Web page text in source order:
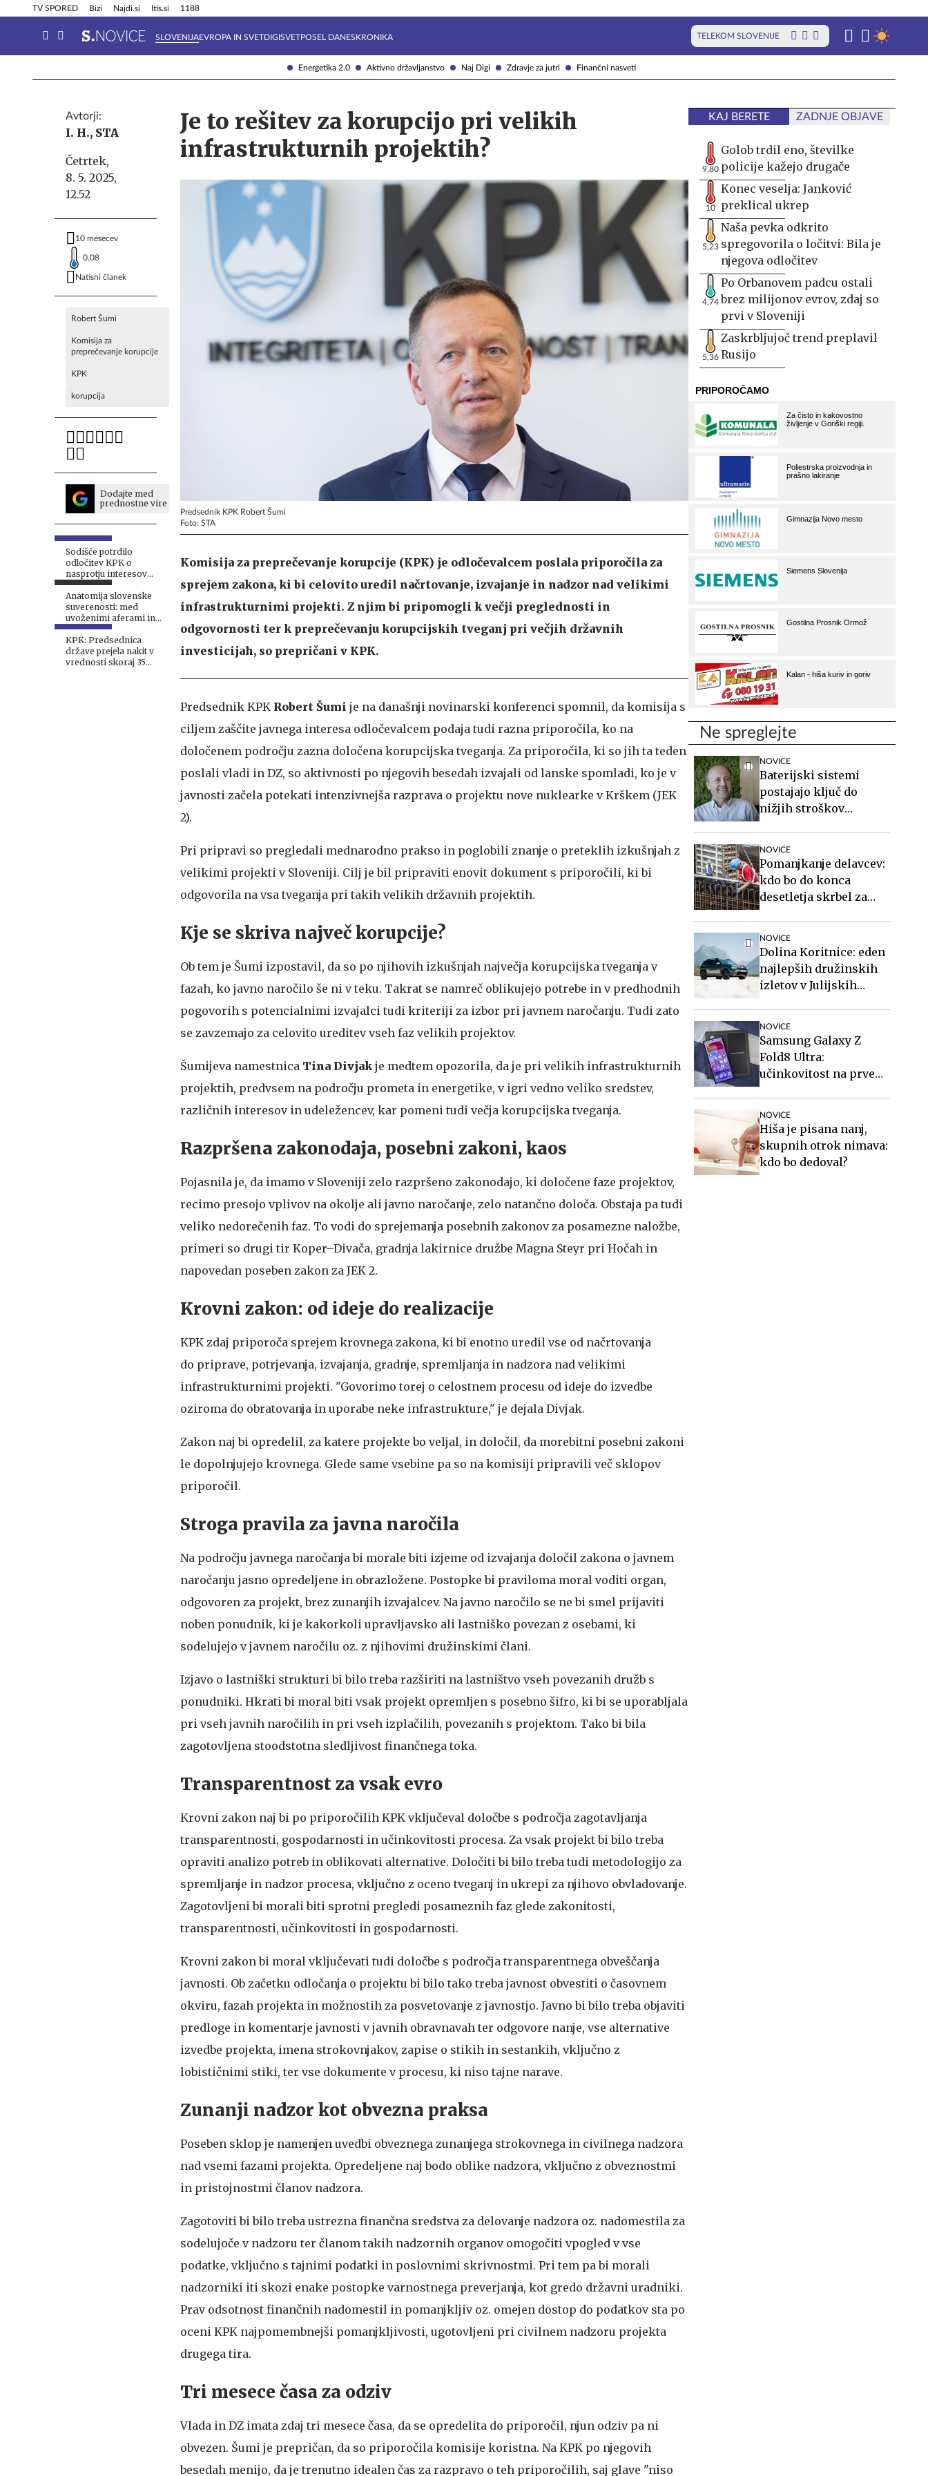
Energetika 2.0 Aktivno državljanstvo Naj Digi Zdravje za jutri Finančni nasveti
TV SPORED Bizi Najdi.si Itis.si 1188
SLOVENIJAEVROPA IN SVETDIGISVETPOSEL DANESKRONIKA TELEKOM SLOVENIJE
Info in obvestila Tehnik
Avtorji:
I. H., STA
Četrtek,
8. 5. 2025,
12.52
10 mesecev
0,08
Natisni članek
Robert Šumi
Komisija za
preprečevanje korupcije
KPK
korupcija
Dodajte med
prednostne vire
Sodišče potrdilo
odločitev KPK o
nasprotju interesov
Hojsa in Počivalška
Anatomija slovenske
suverenosti: med
uvoženimi aferami in
domačo gnilobo
KPK: Predsednica
države prejela nakit v
vrednosti skoraj 35
Je to rešitev za korupcijo pri velikih
infrastrukturnih projektih?
Predsednik KPK Robert Šumi
Foto: STA
Komisija za preprečevanje korupcije (KPK) je odločevalcem poslala priporočila za
sprejem zakona, ki bi celovito uredil načrtovanje, izvajanje in nadzor nad velikimi
infrastrukturnimi projekti. Z njim bi pripomogli k večji preglednosti in
odgovornosti ter k preprečevanju korupcijskih tveganj pri večjih državnih
investicijah, so prepričani v KPK.
Predsednik KPK Robert Šumi je na današnji novinarski konferenci spomnil, da komisija s
ciljem zaščite javnega interesa odločevalcem podaja tudi razna priporočila, ko na
določenem področju zazna določena korupcijska tveganja. Za priporočila, ki so jih ta teden
poslali vladi in DZ, so aktivnosti po njegovih besedah izvajali od lanske spomladi, ko je v
javnosti začela potekati intenzivnejša razprava o projektu nove nuklearke v Krškem (JEK
2).
Pri pripravi so pregledali mednarodno prakso in poglobili znanje o preteklih izkušnjah z
velikimi projekti v Sloveniji. Cilj je bil pripraviti enovit dokument s priporočili, ki bi
odgovorila na vsa tveganja pri takih velikih državnih projektih.
Kje se skriva največ korupcije?
Ob tem je Šumi izpostavil, da so po njihovih izkušnjah največja korupcijska tveganja v
fazah, ko javno naročilo še ni v teku. Takrat se namreč oblikujejo potrebe in v predhodnih
pogovorih s potencialnimi izvajalci tudi kriteriji za izbor pri javnem naročanju. Tudi zato
se zavzemajo za celovito ureditev vseh faz velikih projektov.
Šumijeva namestnica Tina Divjak je medtem opozorila, da je pri velikih infrastrukturnih
projektih, predvsem na področju prometa in energetike, v igri vedno veliko sredstev,
različnih interesov in udeležencev, kar pomeni tudi večja korupcijska tveganja.
Razpršena zakonodaja, posebni zakoni, kaos
Pojasnila je, da imamo v Sloveniji zelo razpršeno zakonodajo, ki določene faze projektov,
recimo presojo vplivov na okolje ali javno naročanje, zelo natančno določa. Obstaja pa tudi
veliko nedorečenih faz. To vodi do sprejemanja posebnih zakonov za posamezne naložbe,
primeri so drugi tir Koper–Divača, gradnja lakirnice družbe Magna Steyr pri Hočah in
napovedan poseben zakon za JEK 2.
Krovni zakon: od ideje do realizacije
KPK zdaj priporoča sprejem krovnega zakona, ki bi enotno uredil vse od načrtovanja
do priprave, potrjevanja, izvajanja, gradnje, spremljanja in nadzora nad velikimi
infrastrukturnimi projekti. "Govorimo torej o celostnem procesu od ideje do izvedbe
oziroma do obratovanja in uporabe neke infrastrukture," je dejala Divjak.
Zakon naj bi opredelil, za katere projekte bo veljal, in določil, da morebitni posebni zakoni
le dopolnjujejo krovnega. Glede same vsebine pa so na komisiji pripravili več sklopov
priporočil.
Stroga pravila za javna naročila
Na področju javnega naročanja bi morale biti izjeme od izvajanja določil zakona o javnem
naročanju jasno opredeljene in obrazložene. Postopke bi praviloma moral voditi organ,
odgovoren za projekt, brez zunanjih izvajalcev. Na javno naročilo se ne bi smel prijaviti
noben ponudnik, ki je kakorkoli upravljavsko ali lastniško povezan z osebami, ki
sodelujejo v javnem naročilu oz. z njihovimi družinskimi člani.
Izjavo o lastniški strukturi bi bilo treba razširiti na lastništvo vseh povezanih družb s
ponudniki. Hkrati bi moral biti vsak projekt opremljen s posebno šifro, ki bi se uporabljala
pri vseh javnih naročilih in pri vseh izplačilih, povezanih s projektom. Tako bi bila
zagotovljena stoodstotna sledljivost finančnega toka.
Transparentnost za vsak evro
Krovni zakon naj bi po priporočilih KPK vključeval določbe s področja zagotavljanja
transparentnosti, gospodarnosti in učinkovitosti procesa. Za vsak projekt bi bilo treba
opraviti analizo potreb in oblikovati alternative. Določiti bi bilo treba tudi metodologijo za
spremljanje in nadzor procesa, vključno z oceno tveganj in ukrepi za njihovo obvladovanje.
Zagotovljeni bi morali biti sprotni pregledi posameznih faz glede zakonitosti,
transparentnosti, učinkovitosti in gospodarnosti.
Krovni zakon bi moral vključevati tudi določbe s področja transparentnega obveščanja
javnosti. Ob začetku odločanja o projektu bi bilo tako treba javnost obvestiti o časovnem
okviru, fazah projekta in možnostih za posvetovanje z javnostjo. Javno bi bilo treba objaviti
predloge in komentarje javnosti v javnih obravnavah ter odgovore nanje, vse alternative
izvedbe projekta, imena strokovnjakov, zapise o stikih in sestankih, vključno z
lobističnimi stiki, ter vse dokumente v procesu, ki niso tajne narave.
Zunanji nadzor kot obvezna praksa
Poseben sklop je namenjen uvedbi obveznega zunanjega strokovnega in civilnega nadzora
nad vsemi fazami projekta. Opredeljene naj bodo oblike nadzora, vključno z obveznostmi
in pristojnostmi članov nadzora.
Zagotoviti bi bilo treba ustrezna finančna sredstva za delovanje nadzora oz. nadomestila za
sodelujoče v nadzoru ter članom takih nadzornih organov omogočiti vpogled v vse
podatke, vključno s tajnimi podatki in poslovnimi skrivnostmi. Pri tem pa bi morali
nadzorniki iti skozi enake postopke varnostnega preverjanja, kot gredo državni uradniki.
Prav odsotnost finančnih nadomestil in pomanjkljiv oz. omejen dostop do podatkov sta po
oceni KPK najpomembnejši pomanjkljivosti, ugotovljeni pri civilnem nadzoru projekta
drugega tira.
Tri mesece časa za odziv
Vlada in DZ imata zdaj tri mesece časa, da se opredelita do priporočil, njun odziv pa ni
obvezen. Šumi je prepričan, da so priporočila komisije koristna. Na KPK po njegovih
besedah menijo, da je trenutno idealen čas za razpravo o teh priporočilih, saj glave "niso
KAJ BERETE ZADNJE OBJAVE
9,80
Golob trdil eno, številke
policije kažejo drugače
10
Konec veselja: Janković
preklical ukrep
5,23
Naša pevka odkrito
spregovorila o ločitvi: Bila je
njegova odločitev
4,74
Po Orbanovem padcu ostali
brez milijonov evrov, zdaj so
prvi v Sloveniji
5,36
Zaskrbljujoč trend preplavil
Rusijo
Ne spreglejte
NOVICE
Baterijski sistemi
postajajo ključ do
nižjih stroškov
NOVICE
Pomanjkanje delavcev:
kdo bo do konca
desetletja skrbel za
avtobuse?
NOVICE
Dolina Koritnice: eden
najlepših družinskih
izletov v Julijskih
NOVICE
Samsung Galaxy Z
Fold8 Ultra:
učinkovitost na prvem
NOVICE
Hiša je pisana nanj,
skupnih otrok nimava:
kdo bo dedoval?